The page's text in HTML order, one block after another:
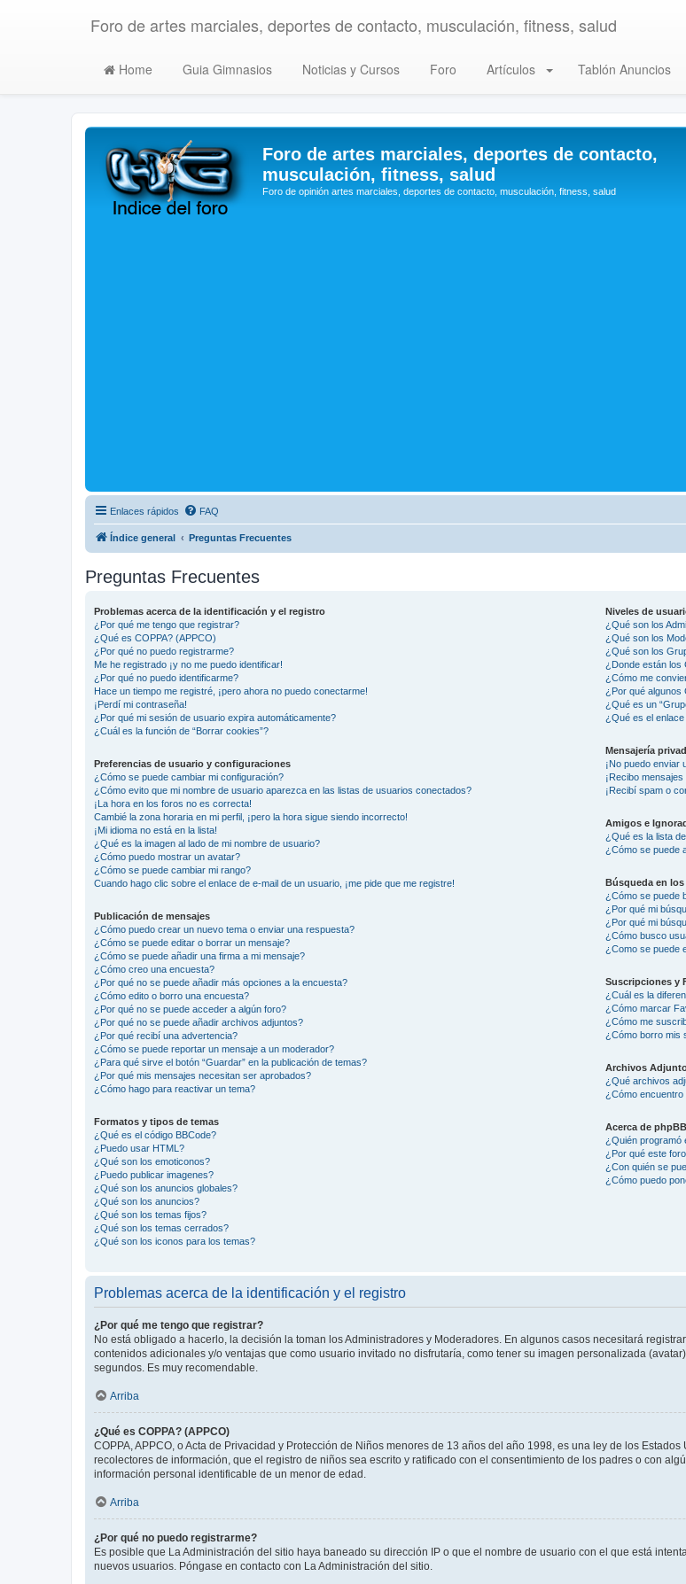
Foro de artes marciales, deportes de contacto, musculación, fitness, salud
Home Guia Gimnasios Noticias y Cursos Foro Artículos Tablón Anuncios
Foro de artes marciales, deportes de contacto,
musculación, fitness, salud
Foro de opinión artes marciales, deportes de contacto, musculación, fitness, salud
Enlaces rápidos FAQ
Índice general Preguntas Frecuentes
Preguntas Frecuentes
Problemas acerca de la identificación y el registro
¿Por qué me tengo que registrar?
¿Qué es COPPA? (APPCO)
¿Por qué no puedo registrarme?
Me he registrado ¡y no me puedo identificar!
¿Por qué no puedo identificarme?
Hace un tiempo me registré, ¡pero ahora no puedo conectarme!
¡Perdí mi contraseña!
¿Por qué mi sesión de usuario expira automáticamente?
¿Cuál es la función de “Borrar cookies”?
Preferencias de usuario y configuraciones
¿Cómo se puede cambiar mi configuración?
¿Cómo evito que mi nombre de usuario aparezca en las listas de usuarios conectados?
¡La hora en los foros no es correcta!
Cambié la zona horaria en mi perfil, ¡pero la hora sigue siendo incorrecto!
¡Mi idioma no está en la lista!
¿Qué es la imagen al lado de mi nombre de usuario?
¿Cómo puedo mostrar un avatar?
¿Cómo se puede cambiar mi rango?
Cuando hago clic sobre el enlace de e-mail de un usuario, ¡me pide que me registre!
Publicación de mensajes
¿Cómo puedo crear un nuevo tema o enviar una respuesta?
¿Cómo se puede editar o borrar un mensaje?
¿Cómo se puede añadir una firma a mi mensaje?
¿Cómo creo una encuesta?
¿Por qué no se puede añadir más opciones a la encuesta?
¿Cómo edito o borro una encuesta?
¿Por qué no se puede acceder a algún foro?
¿Por qué no se puede añadir archivos adjuntos?
¿Por qué recibí una advertencia?
¿Cómo se puede reportar un mensaje a un moderador?
¿Para qué sirve el botón “Guardar” en la publicación de temas?
¿Por qué mis mensajes necesitan ser aprobados?
¿Cómo hago para reactivar un tema?
Formatos y tipos de temas
¿Qué es el código BBCode?
¿Puedo usar HTML?
¿Qué son los emoticonos?
¿Puedo publicar imagenes?
¿Qué son los anuncios globales?
¿Qué son los anuncios?
¿Qué son los temas fijos?
¿Qué son los temas cerrados?
¿Qué son los iconos para los temas?
Niveles de
¿Qué son los
¿Qué son los
¿Qué son los
¿Donde están los
¿Cómo me
¿Por qué algunos
¿Qué es un
¿Qué es el enlace
Mensajería
¡No puedo enviar
¡Recibo
¡Recibí spam o
Amigos e
¿Qué es la lista
¿Cómo se puede
Búsqueda en
¿Cómo se puede
¿Por qué mi
¿Por qué mi
¿Cómo busco
¿Como se puede
Suscripciones y
¿Cuál es la
¿Cómo marcar
¿Cómo me
¿Cómo borro mis
Archivos
¿Qué archivos
¿Cómo
Acerca de phpBB
¿Quién programó
¿Por qué este
¿Con quién se
¿Cómo puedo
Problemas acerca de la identificación y el registro
¿Por qué me tengo que registrar?
No está obligado a hacerlo, la decisión la toman los Administradores y Moderadores. En algunos casos necesitará
contenidos adicionales y/o ventajas que como usuario invitado no disfrutaría, como tener su imagen personalizada
segundos. Es muy recomendable.
Arriba
¿Qué es COPPA? (APPCO)
COPPA, APPCO, o Acta de Privacidad y Protección de Niños menores de 13 años del año 1998, es una ley de los
recolectores de información, que el registro de niños sea escrito y ratificado con el consentimiento de los padres o con
información personal identificable de un menor de edad.
Arriba
¿Por qué no puedo registrarme?
Es posible que La Administración del sitio haya baneado su dirección IP o que el nombre de usuario con el que está
nuevos usuarios. Póngase en contacto con La Administración del sitio.